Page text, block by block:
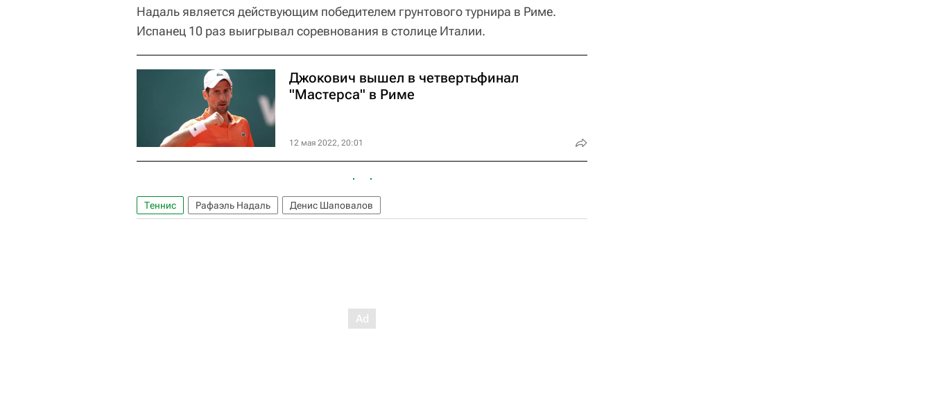
Надаль является действующим победителем грунтового турнира в Риме.
Испанец 10 раз выигрывал соревнования в столице Италии.
Джокович вышел в четвертьфинал
"Мастерса" в Риме
12 мая 2022, 20:01
Теннис Рафаэль Надаль Денис Шаповалов